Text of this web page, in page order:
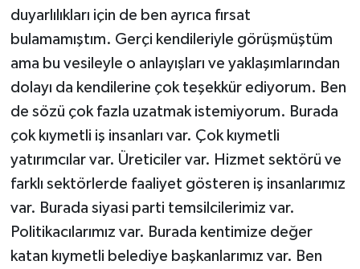
duyarlılıkları için de ben ayrıca fırsat
bulamamıştım. Gerçi kendileriyle görüşmüştüm
ama bu vesileyle o anlayışları ve yaklaşımlarından
dolayı da kendilerine çok teşekkür ediyorum. Ben
de sözü çok fazla uzatmak istemiyorum. Burada
çok kıymetli iş insanları var. Çok kıymetli
yatırımcılar var. Üreticiler var. Hizmet sektörü ve
farklı sektörlerde faaliyet gösteren iş insanlarımız
var. Burada siyasi parti temsilcilerimiz var.
Politikacılarımız var. Burada kentimize değer
katan kıymetli belediye başkanlarımız var. Ben